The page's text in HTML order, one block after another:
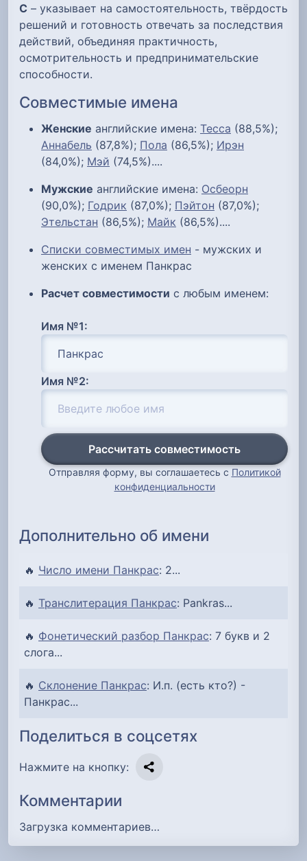
С – указывает на самостоятельность, твёрдость
решений и готовность отвечать за последствия
действий, объединяя практичность,
осмотрительность и предпринимательские
способности.
Совместимые имена
Женские английские имена: Тесса (88,5%);
Аннабель (87,8%); Пола (86,5%); Ирэн
(84,0%); Мэй (74,5%)....
Мужские английские имена: Осбеорн
(90,0%); Годрик (87,0%); Пэйтон (87,0%);
Этельстан (86,5%); Майк (86,5%)....
Списки совместимых имен - мужских и
женских с именем Панкрас
Расчет совместимости с любым именем:
Имя №1:
Имя №2:
Рассчитать совместимость
Отправляя форму, вы соглашаетесь с Политикой
конфиденциальности
Дополнительно об имени
🔥 Число имени Панкрас: 2...
🔥 Транслитерация Панкрас: Pankras...
🔥 Фонетический разбор Панкрас: 7 букв и 2
слога...
🔥 Склонение Панкрас: И.п. (есть кто?) -
Панкрас...
Поделиться в соцсетях
Нажмите на кнопку:
Комментарии
Загрузка комментариев…